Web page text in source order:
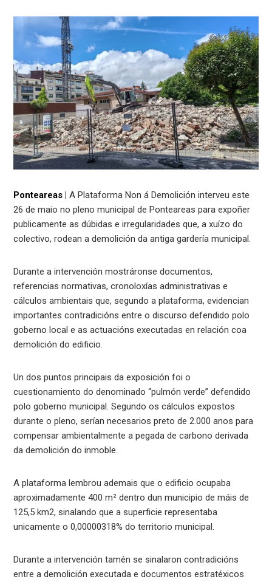
Ponteareas | A Plataforma Non á Demolición interveu este
26 de maio no pleno municipal de Ponteareas para expoñer
publicamente as dúbidas e irregularidades que, a xuízo do
colectivo, rodean a demolición da antiga gardería municipal.
Durante a intervención mostráronse documentos,
referencias normativas, cronoloxías administrativas e
cálculos ambientais que, segundo a plataforma, evidencian
importantes contradicións entre o discurso defendido polo
goberno local e as actuacións executadas en relación coa
demolición do edificio.
Un dos puntos principais da exposición foi o
cuestionamiento do denominado “pulmón verde” defendido
polo goberno municipal. Segundo os cálculos expostos
durante o pleno, serían necesarios preto de 2.000 anos para
compensar ambientalmente a pegada de carbono derivada
da demolición do inmoble.
A plataforma lembrou ademais que o edificio ocupaba
aproximadamente 400 m² dentro dun municipio de máis de
125,5 km2, sinalando que a superficie representaba
unicamente o 0,00000318% do territorio municipal.
Durante a intervención tamén se sinalaron contradicións
entre a demolición executada e documentos estratéxicos